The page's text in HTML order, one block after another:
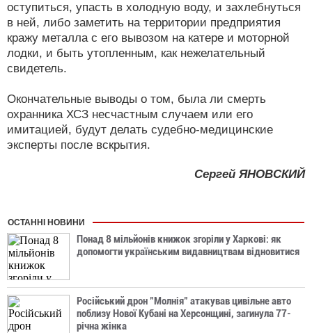
оступиться, упасть в холодную воду, и захлебнуться
в ней, либо заметить на территории предприятия
кражу металла с его вывозом на катере и моторной
лодки, и быть утопленным, как нежелательный
свидетель.
Окончательные выводы о том, была ли смерть
охранника ХСЗ несчастным случаем или его
имитацией, будут делать судебно-медицинские
эксперты после вскрытия.
Сергей ЯНОВСКИЙ
ОСТАННІ НОВИНИ
Понад 8 мільйонів книжок згоріли у Харкові: як
допомогти українським видавництвам відновитися
Російський дрон "Молнія" атакував цивільне авто
поблизу Нової Кубані на Херсонщині, загинула 77-
річна жінка